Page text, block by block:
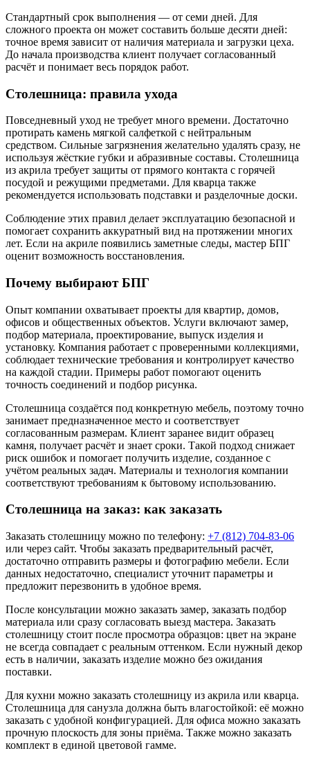
Стандартный срок выполнения — от семи дней. Для
сложного проекта он может составить больше десяти дней:
точное время зависит от наличия материала и загрузки цеха.
До начала производства клиент получает согласованный
расчёт и понимает весь порядок работ.
Столешница: правила ухода
Повседневный уход не требует много времени. Достаточно
протирать камень мягкой салфеткой с нейтральным
средством. Сильные загрязнения желательно удалять сразу, не
используя жёсткие губки и абразивные составы. Столешница
из акрила требует защиты от прямого контакта с горячей
посудой и режущими предметами. Для кварца также
рекомендуется использовать подставки и разделочные доски.
Соблюдение этих правил делает эксплуатацию безопасной и
помогает сохранить аккуратный вид на протяжении многих
лет. Если на акриле появились заметные следы, мастер БПГ
оценит возможность восстановления.
Почему выбирают БПГ
Опыт компании охватывает проекты для квартир, домов,
офисов и общественных объектов. Услуги включают замер,
подбор материала, проектирование, выпуск изделия и
установку. Компания работает с проверенными коллекциями,
соблюдает технические требования и контролирует качество
на каждой стадии. Примеры работ помогают оценить
точность соединений и подбор рисунка.
Столешница создаётся под конкретную мебель, поэтому точно
занимает предназначенное место и соответствует
согласованным размерам. Клиент заранее видит образец
камня, получает расчёт и знает сроки. Такой подход снижает
риск ошибок и помогает получить изделие, созданное с
учётом реальных задач. Материалы и технология компании
соответствуют требованиям к бытовому использованию.
Столешница на заказ: как заказать
Заказать столешницу можно по телефону: +7 (812) 704-83-06
или через сайт. Чтобы заказать предварительный расчёт,
достаточно отправить размеры и фотографию мебели. Если
данных недостаточно, специалист уточнит параметры и
предложит перезвонить в удобное время.
После консультации можно заказать замер, заказать подбор
материала или сразу согласовать выезд мастера. Заказать
столешницу стоит после просмотра образцов: цвет на экране
не всегда совпадает с реальным оттенком. Если нужный декор
есть в наличии, заказать изделие можно без ожидания
поставки.
Для кухни можно заказать столешницу из акрила или кварца.
Столешница для санузла должна быть влагостойкой: её можно
заказать с удобной конфигурацией. Для офиса можно заказать
прочную плоскость для зоны приёма. Также можно заказать
комплект в единой цветовой гамме.